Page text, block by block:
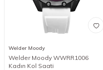
Welder Moody
Welder Moody WWRR1006
Kadın Kol Saati